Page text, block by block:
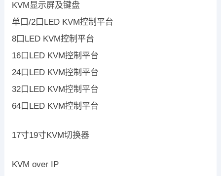
KVM显示屏及键盘
单口/2口LED KVM控制平台
8口LED KVM控制平台
16口LED KVM控制平台
24口LED KVM控制平台
32口LED KVM控制平台
64口LED KVM控制平台
17寸19寸KVM切换器
KVM over IP